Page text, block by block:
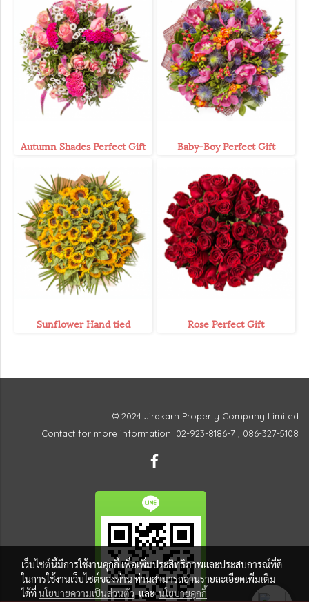
Autumn Shades Perfect Gift Baby-Boy Perfect Gift
Sunflower Hand tied Rose Perfect Gift
© 2024 Jirakarn Property Company Limited
Contact for more information. 02-923-8186-7 , 086-327-5108
เว็บไซต์นี้มีการใช้งานคุกกี้ เพื่อเพิ่มประสิทธิภาพและประสบการณ์ที่ดี
ในการใช้งานเว็บไซต์ของท่าน ท่านสามารถอ่านรายละเอียดเพิ่มเติม
ได้ที่นโยบายความเป็นส่วนตัวและนโยบายคุกกี้